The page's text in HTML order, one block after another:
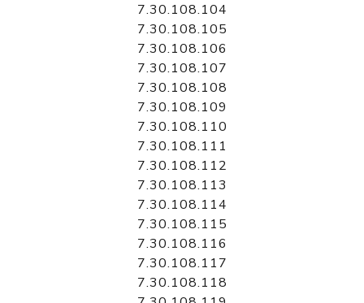
7.30.108.104
7.30.108.105
7.30.108.106
7.30.108.107
7.30.108.108
7.30.108.109
7.30.108.110
7.30.108.111
7.30.108.112
7.30.108.113
7.30.108.114
7.30.108.115
7.30.108.116
7.30.108.117
7.30.108.118